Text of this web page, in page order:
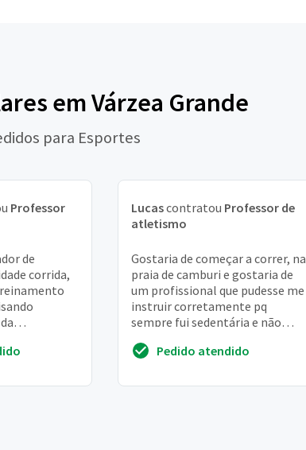
em Várzea Grande
para Esportes
Professor
de
corrida,
Lucascontratou Professor de
atletismo
Gostaria de começar a correr, na
praia de camburi e gostaria de
um profissional que pudesse me
instruir corretamente pq
sempre fui sedentária e não
faz issoPedido atendido